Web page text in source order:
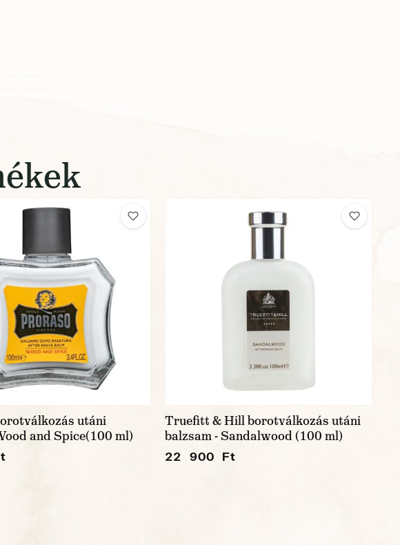
utáni
and Spice(100 ml)
Truefitt & Hill borotválkozás utáni
balzsam - Sandalwood (100 ml)
22 900 Ft